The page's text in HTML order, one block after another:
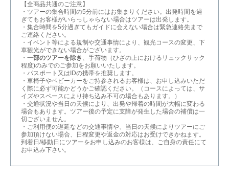
【全商品共通のご注意】
・ツアーの集合時間の5分前にはお集まりください。出発時間を過
ぎてもお客様がいらっしゃらない場合はツアーは出発します。
・集合時間を5分過ぎてもガイドに会えない場合は緊急連絡先まで
ご連絡ください。
・イベント等による規制や交通事情により、観光コースの変更、下
車観光ができない場合がございます。
・ 一部のツアーを除き 、手荷物（ひざの上におけるリュックサック
程度)のみでのご参加をお願いいたします。
・パスポート又はIDの携帯を推奨します。
・車椅子やベビーカーをご持参されるお客様は、お申し込みいただ
く際に必ず可能かどうかご確認ください。（コースによっては、サ
イズやスペースにより持ち込み不可の場合もあります。）
・交通状況や当日の天候により、出発や帰着の時間が大幅に変わる
場合もあります。ツアー後の予定に支障が発生した場合の補償は一
切ございません。
・ご利用便の遅延などの交通事情や、当日の天候によりツアーにご
参加頂けない場合、日程変更や返金の対応はお受けできかねます。
到着日/移動日にツアーをお申し込みのお客様は、ご自身の責任にて
お申込み下さい。